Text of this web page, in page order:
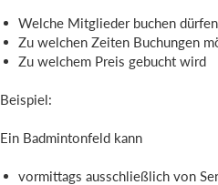
Welche Mitglieder buchen dürfen
Zu welchen Zeiten Buchungen
Zu welchem Preis gebucht wird
Beispiel:
Ein Badmintonfeld kann
vormittags ausschließlich von